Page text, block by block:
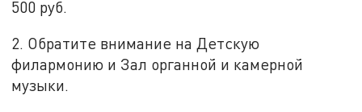
500 руб.
2️. Обратите внимание на Детскую
филармонию и Зал органной и камерной
музыки.